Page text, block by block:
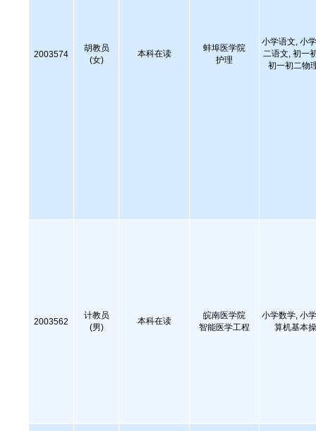
2003574
胡教员
(女)
本科在读
蚌埠医学院
护理
小学语文, 小
二语文, 初一
初一初二物
2003562
计教员
(男)
本科在读
皖南医学院
智能医学工程
小学数学, 小
算机基本